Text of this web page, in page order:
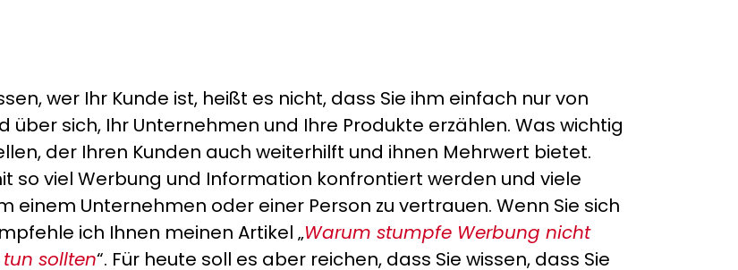
wer Ihr Kunde ist, heißt es nicht, dass Sie ihm einfach nur von
über sich, Ihr Unternehmen und Ihre Produkte erzählen. Was wichtig
der Ihren Kunden auch weiterhilft und ihnen Mehrwert bietet.
so viel Werbung und Information konfrontiert werden und viele
einem Unternehmen oder einer Person zu vertrauen. Wenn Sie sich
ich Ihnen meinen Artikel „Warum stumpfe Werbung nicht
sollten“. Für heute soll es aber reichen, dass Sie wissen, dass Sie